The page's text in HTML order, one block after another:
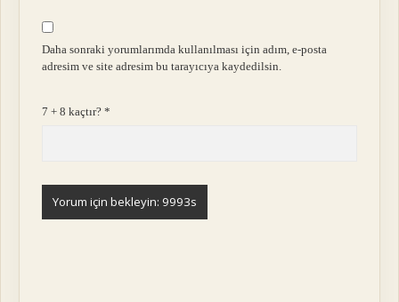
Daha sonraki yorumlarımda kullanılması için adım, e-posta
adresim ve site adresim bu tarayıcıya kaydedilsin.
7 + 8 kaçtır?*